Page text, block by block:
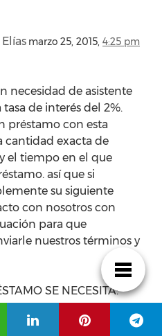
marzo 25, 2015, 4:25 pm
necesidad de asistente
de interés del 2%.
préstamo con esta
cantidad exacta de
el tiempo en el que
así que si
su siguiente
con nosotros con
para que
nuestros términos y
SE NECESITA: